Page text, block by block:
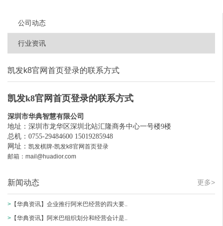
公司动态
行业资讯
凯发k8官网首页登录的联系方式
凯发k8官网首页登录的联系方式
深圳市华典智慧有限公司
地址：深圳市龙华区深圳北站汇隆商务中心一号楼9楼
总机：0755-29484600 15019285948
网址： 凯发棋牌-凯发k8官网首页登录
邮箱： mail@huadior.com
更多>
新闻动态
> 【华典资讯】企业推行阿米巴经营的四大要..
> 【华典资讯】阿米巴组织划分和经营会计是..